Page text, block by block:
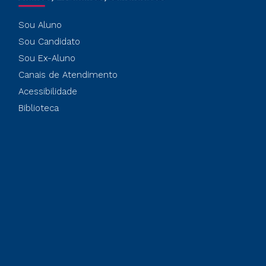
Sou Aluno
Sou Candidato
Sou Ex-Aluno
Canais de Atendimento
Acessibilidade
Biblioteca